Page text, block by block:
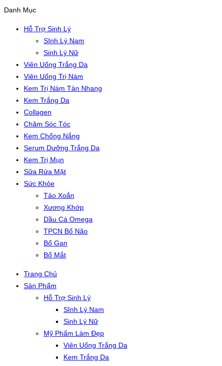
Danh Mục
Hỗ Trợ Sinh Lý
SInh Lý Nam
Sinh Lý Nữ
Viên Uống Trắng Da
Viên Uống Trị Nám
Kem Trị Nám Tàn Nhang
Kem Trắng Da
Collagen
Chăm Sóc Tóc
Kem Chống Nắng
Serum Dưỡng Trắng Da
Kem Trị Mụn
Sữa Rửa Mặt
Sức Khỏe
Tảo Xoắn
Xương Khớp
Dầu Cá Omega
TPCN Bổ Não
Bổ Gan
Bổ Mắt
Trang Chủ
Sản Phẩm
Hỗ Trợ Sinh Lý
SInh Lý Nam
Sinh Lý Nữ
Mỹ Phẩm Làm Đẹp
Viên Uống Trắng Da
Kem Trắng Da